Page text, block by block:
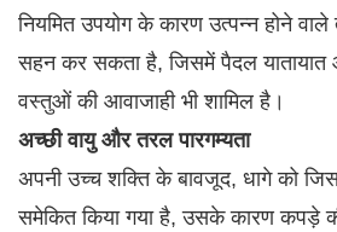
नियमित उपयोग के कारण उत्पन्न होने वाले
सहन कर सकता है, जिसमें पैदल यातायात
वस्तुओं की आवाजाही भी शामिल है।
अच्छी वायु और तरल पारगम्यता
अपनी उच्च शक्ति के बावजूद, धागे को
समेकित किया गया है, उसके कारण कपड़े